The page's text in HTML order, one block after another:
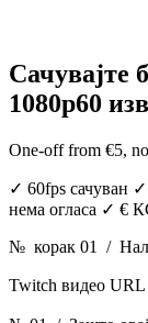
Сачувајте
1080p60
One-off from €5,
✓ 60fps сачуван ✓
нема огласа ✓ €
№ корак 01 /
Twitch видео URL